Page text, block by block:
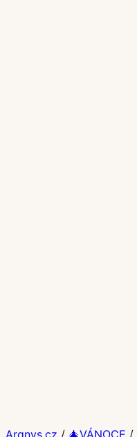
Aranys.cz / 🎄VÁNOCE /